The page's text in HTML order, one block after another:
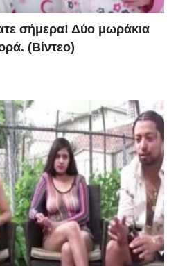
σήμερα! Δύο μωράκια
(Βίντεο)